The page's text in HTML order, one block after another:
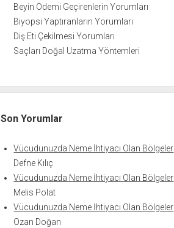
Beyin Ödemi Geçirenlerin Yorumları
Biyopsi Yaptıranların Yorumları
Diş Eti Çekilmesi Yorumları
Saçları Doğal Uzatma Yöntemleri
Son Yorumlar
Vücudunuzda Neme İhtiyacı Olan Bölgeler
Defne Kılıç
Vücudunuzda Neme İhtiyacı Olan Bölgeler
Melis Polat
Vücudunuzda Neme İhtiyacı Olan Bölgeler
Ozan Doğan